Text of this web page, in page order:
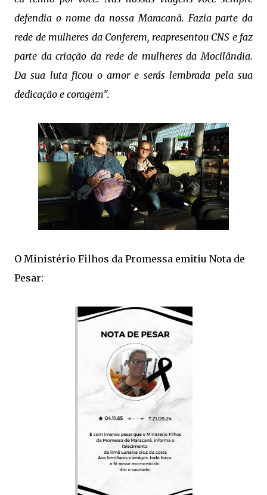
defendia o nome da nossa Maracanã. Fazia parte da
rede de mulheres da Conferem, reapresentou CNS e faz
parte da criação da rede de mulheres da Mocilândia.
Da sua luta ficou o amor e serás lembrada pela sua
dedicação e coragem".
O Ministério Filhos da Promessa emitiu Nota de
Pesar: